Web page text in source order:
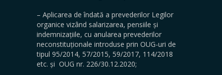
– Aplicarea de îndată a prevederilor Legilor
organice vizând salarizarea, pensiile și
indemnizațiile, cu anularea prevederilor
neconstituționale introduse prin OUG-uri de
tipul 95/2014, 57/2015, 59/2017, 114/2018
etc. și OUG nr. 226/30.12.2020;